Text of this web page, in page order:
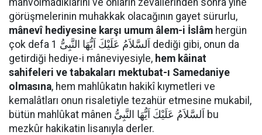
mahvolmadıklarını ve onların zevallerinden sonra yine
görüşmelerinin muhakkak olacağının gayet sürurlu,
mânevî hediyesine karşı umum âlem-i İslâm hergün
çok defa اَلسَّلاَمُ عَلَيْكَ اَيُّهَا النَّبِىُّ 1 dediği gibi, onun da
getirdiği hediye-i mâneviyesiyle, hem kâinat
sahifeleri ve tabakaları mektubat-ı Samedaniye
olmasına, hem mahlûkatın hakikî kıymetleri ve
kemalâtları onun risaletiyle tezahür etmesine mukabil,
bütün mahlûkat mânen اَلسَّلاَمُ عَلَيْكَ اَيُّهَا النَّبِىُّ bu
mezkûr hakikatin lisanıyla derler.